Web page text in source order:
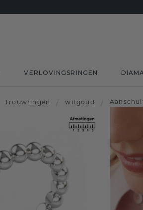
VERLOVINGSRINGEN
Trouwringen / witgoud /